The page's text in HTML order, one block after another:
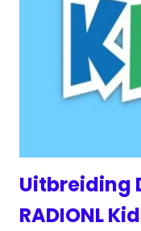
Uitbreiding
RADIONL